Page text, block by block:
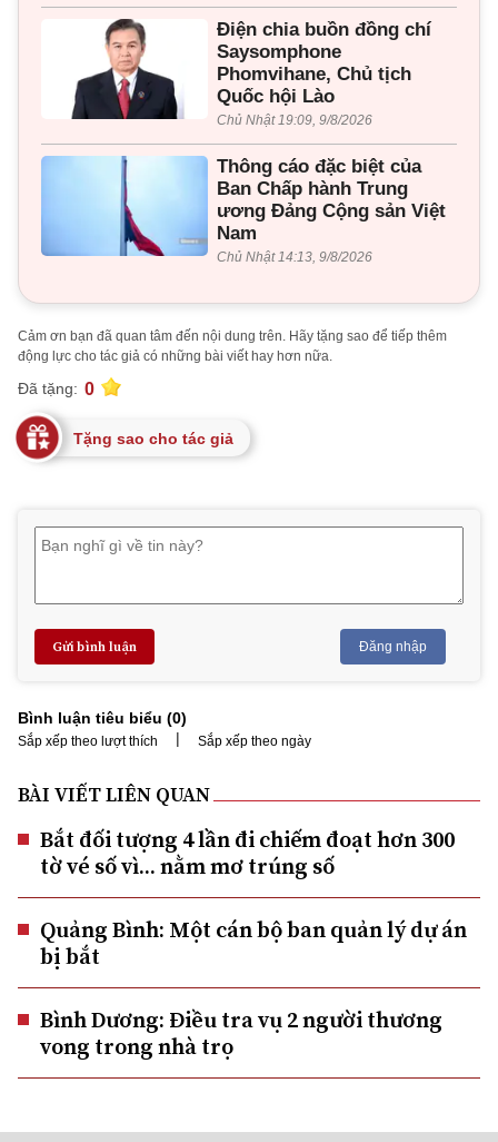
Điện chia buồn đồng chí
Saysomphone
Phomvihane, Chủ tịch
Quốc hội Lào
Chủ Nhật 19:09, 9/8/2026
Thông cáo đặc biệt của
Ban Chấp hành Trung
ương Đảng Cộng sản Việt
Nam
Chủ Nhật 14:13, 9/8/2026
Cảm ơn bạn đã quan tâm đến nội dung trên. Hãy tặng sao để tiếp thêm
động lực cho tác giả có những bài viết hay hơn nữa.
Đã tặng: 0
Tặng sao cho tác giả
Gửi bình luận Đăng nhập
Bình luận tiêu biểu (0)
Sắp xếp theo lượt thích | Sắp xếp theo ngày
BÀI VIẾT LIÊN QUAN
Bắt đối tượng 4 lần đi chiếm đoạt hơn 300
tờ vé số vì... nằm mơ trúng số
Quảng Bình: Một cán bộ ban quản lý dự án
bị bắt
Bình Dương: Điều tra vụ 2 người thương
vong trong nhà trọ